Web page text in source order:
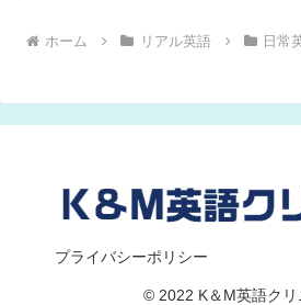
ホーム リアル英語 日常
プライバシーポリシー
© 2022 K＆M英語クリ